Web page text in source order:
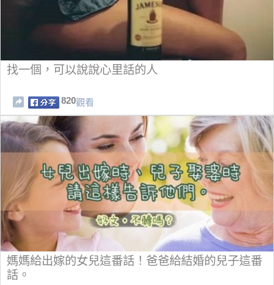
找一個，可以說說心里話的人
820觀看
媽媽給出嫁的女兒這番話！爸爸給結婚的兒子這番
話。